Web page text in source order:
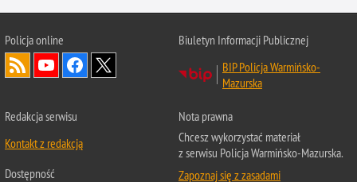
Policja online
Biuletyn Informacji Publicznej
BIP Policja Warmińsko-
Mazurska
Redakcja serwisu
Kontakt z redakcją
Dostępność
Nota prawna
Chcesz wykorzystać materiał
z serwisu Policja Warmińsko-Mazurska.
Zapoznaj się z zasadami